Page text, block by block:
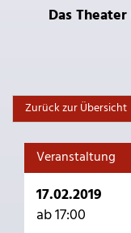
Das
Zurück zur Übersicht
Veranstaltung
17.02.2019
ab 17:00